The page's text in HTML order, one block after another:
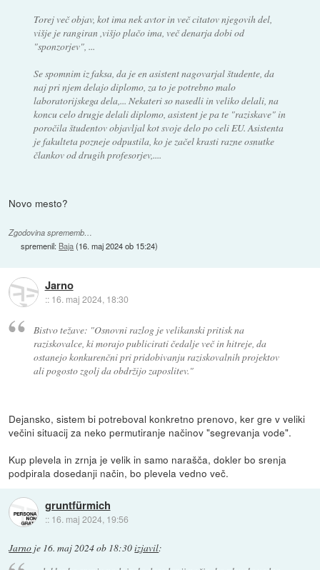
Torej več objav, kot ima nek avtor in več citatov njegovih del,
višje je rangiran ,višjo plačo ima, več denarja dobi od
"sponzorjev", ...
Se spomnim iz faksa, da je en asistent nagovarjal študente, da
naj pri njem delajo diplomo, za to je potrebno malo
laboratorijskega dela,... Nekateri so nasedli in veliko delali, na
koncu celo drugje delali diplomo, asistent je pa te "raziskave" in
poročila študentov objavljal kot svoje delo po celi EU. Asistenta
je fakulteta pozneje odpustila, ko je začel krasti razne osnutke
člankov od drugih profesorjev,....
Novo mesto?
Zgodovina sprememb…
spremenil: Baja(16. maj 2024 ob 15:24)
Jarno
:: 16. maj 2024, 18:30
Bistvo težave: "Osnovni razlog je velikanski pritisk na
raziskovalce, ki morajo publicirati čedalje več in hitreje, da
ostanejo konkurenčni pri pridobivanju raziskovalnih projektov
ali pogosto zgolj da obdržijo zaposlitev."
Dejansko, sistem bi potreboval konkretno prenovo, ker gre v veliki
večini situacij za neko permutiranje načinov "segrevanja vode".
Kup plevela in zrnja je velik in samo narašča, dokler bo srenja
podpirala dosedanji način, bo plevela vedno več.
gruntfürmich
:: 16. maj 2024, 19:56
Jarno je 16. maj 2024 ob 18:30izjavil: